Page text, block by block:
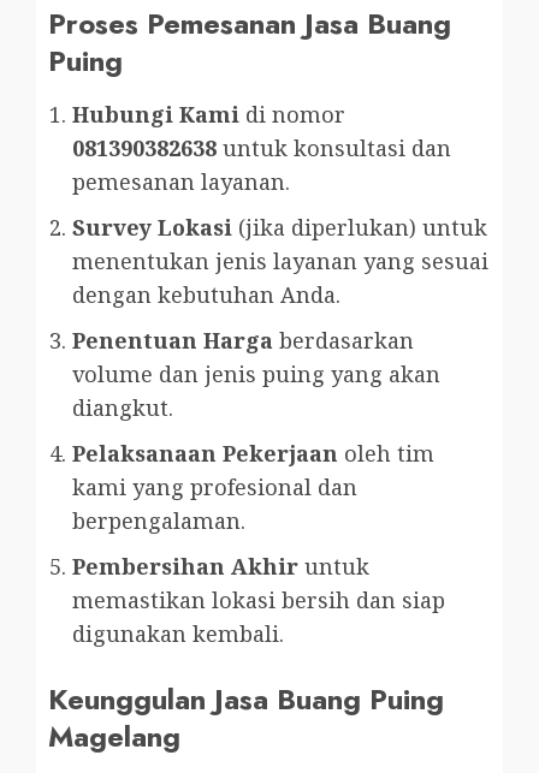
Proses Pemesanan Jasa Buang
Puing
Hubungi Kami di nomor
081390382638 untuk konsultasi dan
pemesanan layanan.
Survey Lokasi (jika diperlukan) untuk
menentukan jenis layanan yang sesuai
dengan kebutuhan Anda.
Penentuan Harga berdasarkan
volume dan jenis puing yang akan
diangkut.
Pelaksanaan Pekerjaan oleh tim
kami yang profesional dan
berpengalaman.
Pembersihan Akhir untuk
memastikan lokasi bersih dan siap
digunakan kembali.
Keunggulan Jasa Buang Puing
Magelang